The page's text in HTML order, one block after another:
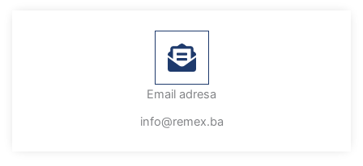
Email adresa
info@remex.ba